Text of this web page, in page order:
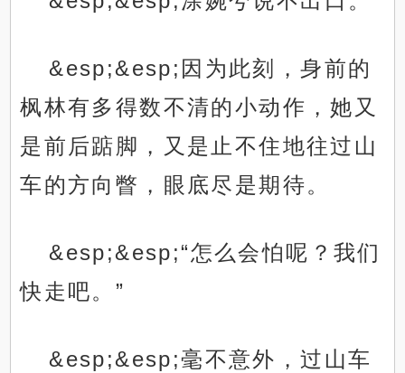
&esp;&esp;因为此刻，身前的
枫林有多得数不清的小动作，她又
是前后踮脚，又是止不住地往过山
车的方向瞥，眼底尽是期待。
&esp;&esp;“怎么会怕呢？我们
快走吧。”
&esp;&esp;毫不意外，过山车